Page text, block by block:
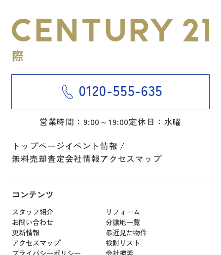
0120-555-635
営業時間：9:00～19:00定休日：水曜
トップページイベント情報
無料売却査定会社情報アクセスマップ
コンテンツ
スタッフ紹介
リフォーム
お問い合わせ
分譲地一覧
更新情報
最近見た物件
アクセスマップ
検討リスト